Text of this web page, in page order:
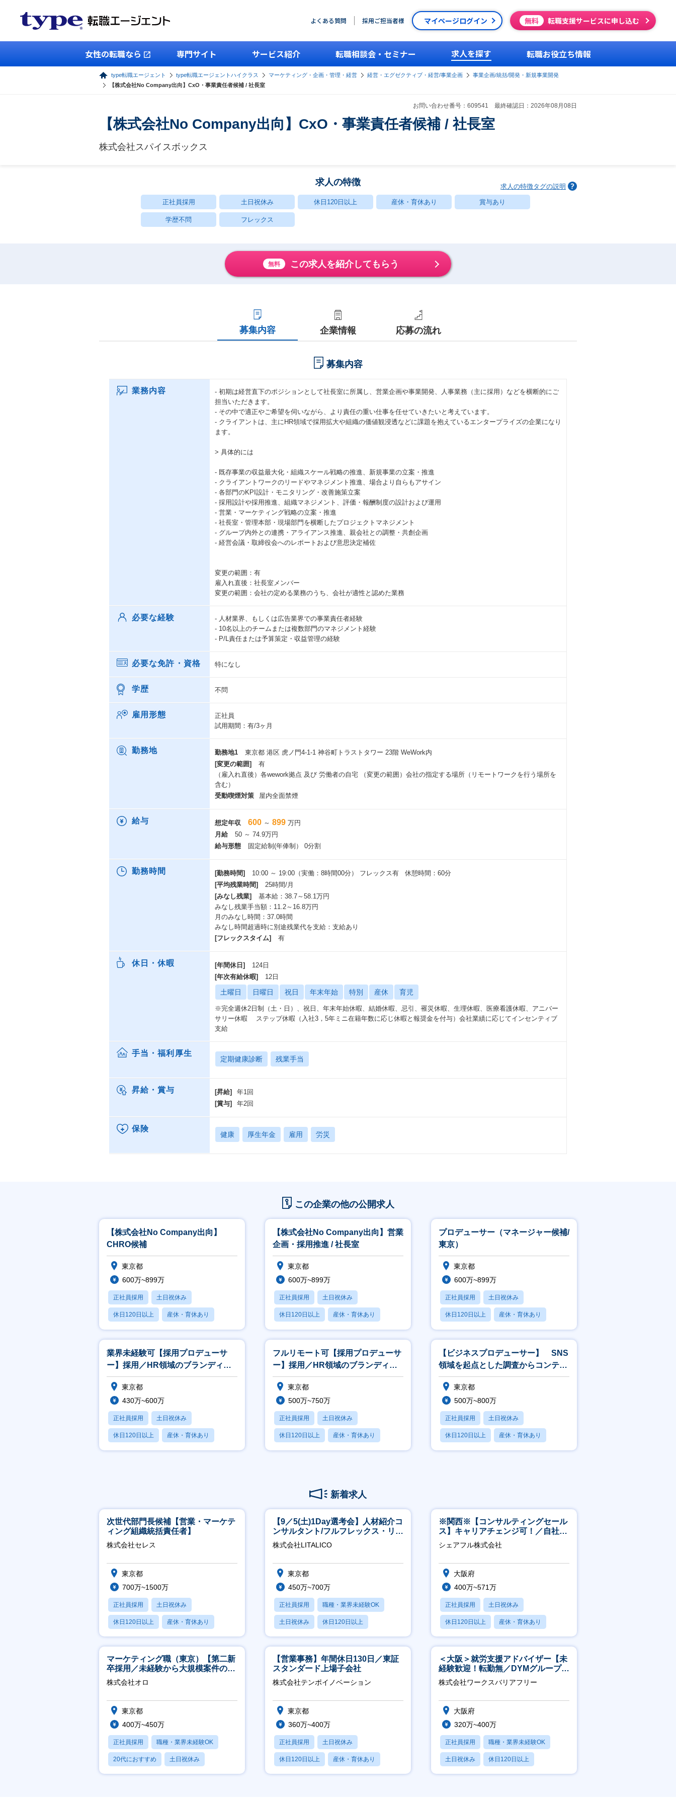
よくある質問 採用ご担当者様 マイページログイン 無料 転職支援サービスに申し込む
女性の転職なら 専門サイト サービス紹介 転職相談会・セミナー 求人を探す 転職お役立ち情報
type転職エージェント type転職エージェントハイクラス マーケティング・企画・管理・経営 経営・エグゼクティブ・経営/事業企画
事業企画/統括/開発・新規事業開発
【株式会社No Company出向】CxO・事業責任者候補 / 社長室
お問い合わせ番号：609541 最終確認日：2026年08月08日
【株式会社No Company出向】CxO・事業責任者候補 / 社長室
株式会社スパイスボックス
求人の特徴 求人の特徴タグの説明
正社員採用 土日祝休み 休日120日以上 産休・育休あり 賞与あり
学歴不問 フレックス
無料 この求人を紹介してもらう
募集内容 企業情報 応募の流れ
募集内容
業務内容
- 初期は経営直下のポジションとして社長室に所属し、営業企画や事業開発、人事業務（主に採用）などを横断的にご
担当いただきます。
- その中で適正やご希望を伺いながら、より責任の重い仕事を任せていきたいと考えています。
- クライアントは、主にHR領域で採用拡大や組織の価値観浸透などに課題を抱えているエンタープライズの企業になり
ます。
> 具体的には
- 既存事業の収益最大化・組織スケール戦略の推進、新規事業の立案・推進
- クライアントワークのリードやマネジメント推進、場合より自らもアサイン
- 各部門のKPI設計・モニタリング・改善施策立案
- 採用設計や採用推進、組織マネジメント、評価・報酬制度の設計および運用
- 営業・マーケティング戦略の立案・推進
- 社長室・管理本部・現場部門を横断したプロジェクトマネジメント
- グループ内外との連携・アライアンス推進、親会社との調整・共創企画
- 経営会議・取締役会へのレポートおよび意思決定補佐
変更の範囲：有
雇入れ直後：社長室メンバー
変更の範囲：会社の定める業務のうち、会社が適性と認めた業務
必要な経験
- 人材業界、もしくは広告業界での事業責任者経験
- 10名以上のチームまたは複数部門のマネジメント経験
- P/L責任または予算策定・収益管理の経験
必要な免許・資格 特になし
学歴 不問
雇用形態
正社員
試用期間：有/3ヶ月
勤務地 勤務地1
東京都 港区 虎ノ門4-1-1 神谷町トラストタワー 23階 WeWork内
[変更の範囲]
有
（雇入れ直後）各wework拠点 及び 労働者の自宅 （変更の範囲）会社の指定する場所（リモートワークを行う場所を
含む）
受動喫煙対策
屋内全面禁煙
給与 想定年収 600 ～ 899 万円
月給
50 ～ 74.9万円
給与形態
固定給制(年俸制） 0分割
勤務時間 [勤務時間]
10:00 ～ 19:00（実働：8時間00分） フレックス有 休憩時間：60分
[平均残業時間]
25時間/月
[みなし残業]
基本給：38.7～58.1万円
みなし残業手当額：11.2～16.8万円
月のみなし時間：37.0時間
みなし時間超過時に別途残業代を支給：支給あり
[フレックスタイム]
有
休日・休暇 [年間休日]
124日
[年次有給休暇]
12日
土曜日 日曜日 祝日 年末年始 特別 産休 育児
※完全週休2日制（土・日）、祝日、年末年始休暇、結婚休暇、忌引、罹災休暇、生理休暇、医療看護休暇、アニバー
サリー休暇 ステップ休暇（入社3，5年ミニ在籍年数に応じ休暇と報奨金を付与）会社業績に応じてインセンティブ
支給
手当・福利厚生
定期健康診断 残業手当
昇給・賞与 [昇給]
年1回
[賞与]
年2回
保険
健康 厚生年金 雇用 労災
この企業の他の公開求人
【株式会社No Company出向】
CHRO候補
東京都
600万~899万
正社員採用 土日祝休み
休日120日以上 産休・育休あり
賞与あり
【株式会社No Company出向】営業
企画・採用推進 / 社長室
東京都
600万~899万
正社員採用 土日祝休み
休日120日以上 産休・育休あり
賞与あり
プロデューサー（マネージャー候補/
東京）
東京都
600万~899万
正社員採用 土日祝休み
休日120日以上 産休・育休あり
賞与あり
業界未経験可【採用プロデューサ
ー】採用／HR領域のブランディン
グをプロデュース／リモート可
（N）東京都
430万~600万
正社員採用 土日祝休み
休日120日以上 産休・育休あり
賞与あり
フルリモート可【採用プロデューサ
ー】採用／HR領域のブランディン
グをプロデュース（N）
東京都
500万~750万
正社員採用 土日祝休み
休日120日以上 産休・育休あり
賞与あり
【ビジネスプロデューサー】 SNS
領域を起点とした調査からコンテン
ツ企画、制作、施策実装、検証
東京都
500万~800万
正社員採用 土日祝休み
休日120日以上 産休・育休あり
転勤なし
新着求人
次世代部門長候補【営業・マーケテ
ィング組織統括責任者】
株式会社セレス
東京都
700万~1500万
正社員採用 土日祝休み
休日120日以上 産休・育休あり
賞与あり
【9／5(土)1Day選考会】人材紹介コ
ンサルタント/フルフレックス・リモ
ート/育休最長6年取得可
株式会社LITALICO
東京都
450万~700万
正社員採用 職種・業界未経験OK
土日祝休み 休日120日以上
産休・育休あり
※関西※【コンサルティングセール
ス】キャリアチェンジ可！／自社サ
ービス『シェアフル』の営業
シェアフル株式会社
大阪府
400万~571万
正社員採用 土日祝休み
休日120日以上 産休・育休あり
賞与あり
マーケティング職（東京）【第二新
卒採用／未経験から大規模案件のマ
ーケティングが経験できる／研修充
実】
株式会社オロ
東京都
400万~450万
正社員採用 職種・業界未経験OK
20代におすすめ 土日祝休み
休日120日以上
【営業事務】年間休日130日／東証
スタンダード上場子会社
株式会社テンポイノベーション
東京都
360万~400万
正社員採用 土日祝休み
休日120日以上 産休・育休あり
賞与あり
＜大阪＞就労支援アドバイザー【未
経験歓迎！転勤無／DYMグループ／
ホスピタリティ高い方歓迎／土日
祝】
株式会社ワークスバリアフリー
大阪府
320万~400万
正社員採用 職種・業界未経験OK
土日祝休み 休日120日以上
産休・育休あり